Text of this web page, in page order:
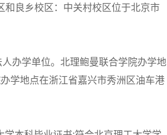
和良乡校区：中关村校区位于北京市
办学单位。北理鲍曼联合学院办学地
学地点在浙江省嘉兴市秀洲区油车港